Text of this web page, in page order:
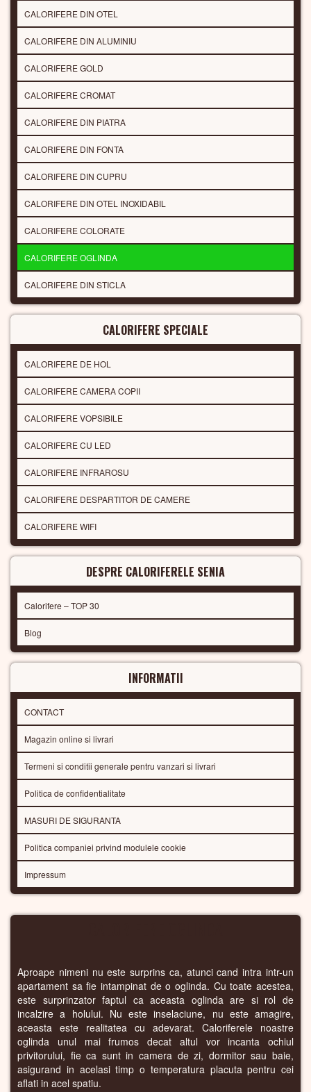
CALORIFERE DIN OTEL
CALORIFERE DIN ALUMINIU
CALORIFERE GOLD
CALORIFERE CROMAT
CALORIFERE DIN PIATRA
CALORIFERE DIN FONTA
CALORIFERE DIN CUPRU
CALORIFERE DIN OTEL INOXIDABIL
CALORIFERE COLORATE
CALORIFERE OGLINDA
CALORIFERE DIN STICLA
CALORIFERE SPECIALE
CALORIFERE DE HOL
CALORIFERE CAMERA COPII
CALORIFERE VOPSIBILE
CALORIFERE CU LED
CALORIFERE INFRAROSU
CALORIFERE DESPARTITOR DE CAMERE
CALORIFERE WIFI
DESPRE CALORIFERELE SENIA
Calorifere – TOP 30
Blog
INFORMATII
CONTACT
Magazin online si livrari
Termeni si conditii generale pentru vanzari si livrari
Politica de confidentialitate
MASURI DE SIGURANTA
Politica companiei privind modulele cookie
Impressum
Aproape nimeni nu este surprins ca, atunci cand intra intr-un
apartament sa fie intampinat de o oglinda. Cu toate acestea,
este surprinzator faptul ca aceasta oglinda are si rol de
incalzire a holului. Nu este inselaciune, nu este amagire,
aceasta este realitatea cu adevarat. Caloriferele noastre
oglinda unul mai frumos decat altul vor incanta ochiul
privitorului, fie ca sunt in camera de zi, dormitor sau baie,
asigurand in acelasi timp o temperatura placuta pentru cei
aflati in acel spatiu.